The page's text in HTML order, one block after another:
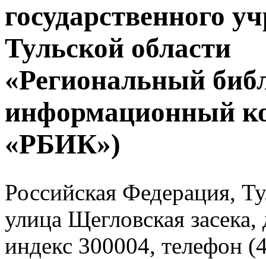
государственного
Тульской области
«Региональный
информационный
«РБИК»)
Российская Федерация,
улица Щегловская
индекс 300004, телефон